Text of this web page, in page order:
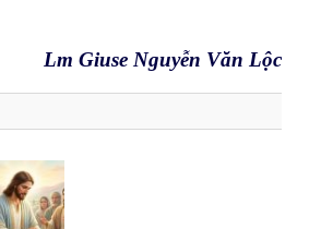
Lm Giuse Nguyễn Văn Lộc